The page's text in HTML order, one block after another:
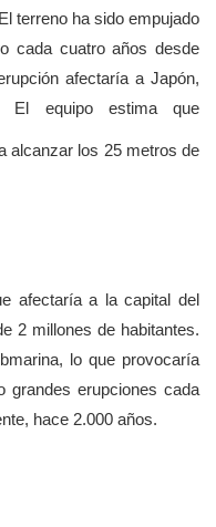
terreno ha sido empujado
cada cuatro años desde
afectaría a Japón,
equipo estima que
alcanzar los 25 metros de
afectaría a la capital del
2 millones de habitantes.
lo que provocaría
grandes erupciones cada
hace 2.000 años.